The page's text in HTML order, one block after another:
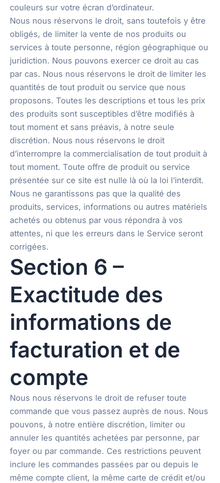
couleurs sur votre écran d’ordinateur.
Nous nous réservons le droit, sans toutefois y être
obligés, de limiter la vente de nos produits ou
services à toute personne, région géographique ou
juridiction. Nous pouvons exercer ce droit au cas
par cas. Nous nous réservons le droit de limiter les
quantités de tout produit ou service que nous
proposons. Toutes les descriptions et tous les prix
des produits sont susceptibles d’être modifiés à
tout moment et sans préavis, à notre seule
discrétion. Nous nous réservons le droit
d’interrompre la commercialisation de tout produit à
tout moment. Toute offre de produit ou service
présentée sur ce site est nulle là où la loi l’interdit.
Nous ne garantissons pas que la qualité des
produits, services, informations ou autres matériels
achetés ou obtenus par vous répondra à vos
attentes, ni que les erreurs dans le Service seront
corrigées.
Section 6 –
Exactitude des
informations de
facturation et de
compte
Nous nous réservons le droit de refuser toute
commande que vous passez auprès de nous. Nous
pouvons, à notre entière discrétion, limiter ou
annuler les quantités achetées par personne, par
foyer ou par commande. Ces restrictions peuvent
inclure les commandes passées par ou depuis le
même compte client, la même carte de crédit et/ou